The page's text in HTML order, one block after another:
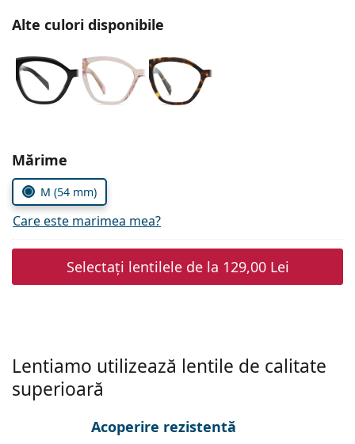
Toate mărcile
Alte culori disponibile
Alegeți parametrii
Mărime
M (54 mm)
Care este marimea mea?
Selectați lentilele de la 129,00 Lei
Lentiamo utilizează lentile de calitate
superioară
Acoperire rezistentă